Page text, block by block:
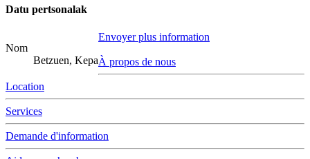
Datu pertsonalak
Nom
Betzuen, Kepa
Envoyer plus information
À propos de nous
Location
Services
Demande d'information